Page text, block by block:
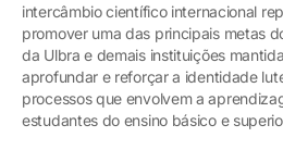
intercâmbio científico internacional
promover uma das principais metas
da Ulbra e demais instituições
aprofundar e reforçar a identidade
processos que envolvem a
estudantes do ensino básico e